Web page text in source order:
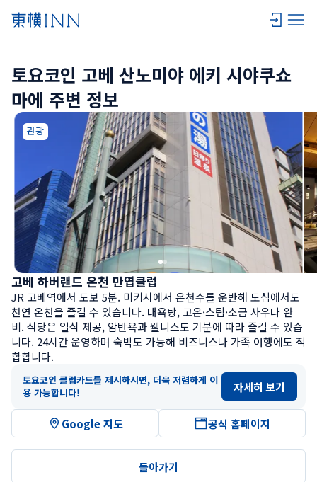
토요코인 고베 산노미야 에키 시야쿠쇼
마에 주변 정보
관광
고베 하버랜드 온천 만엽클럽
JR 고베역에서 도보 5분. 미키시에서 온천수를 운반해 도심에서도
천연 온천을 즐길 수 있습니다. 대욕탕, 고온·스팀·소금 사우나 완
비. 식당은 일식 제공, 암반욕과 웰니스도 기분에 따라 즐길 수 있습
니다. 24시간 운영하며 숙박도 가능해 비즈니스나 가족 여행에도 적
합합니다.
토요코인 클럽카드를 제시하시면, 더욱 저렴하게 이
용 가능합니다!
자세히 보기
Google 지도 공식 홈페이지
돌아가기